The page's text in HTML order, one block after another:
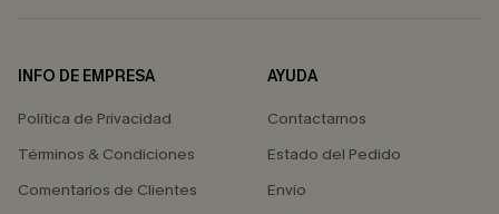
INFO DE EMPRESA
Política de Privacidad
Términos & Condiciones
Comentarios de Clientes
AYUDA
Contactarnos
Estado del Pedido
Envío